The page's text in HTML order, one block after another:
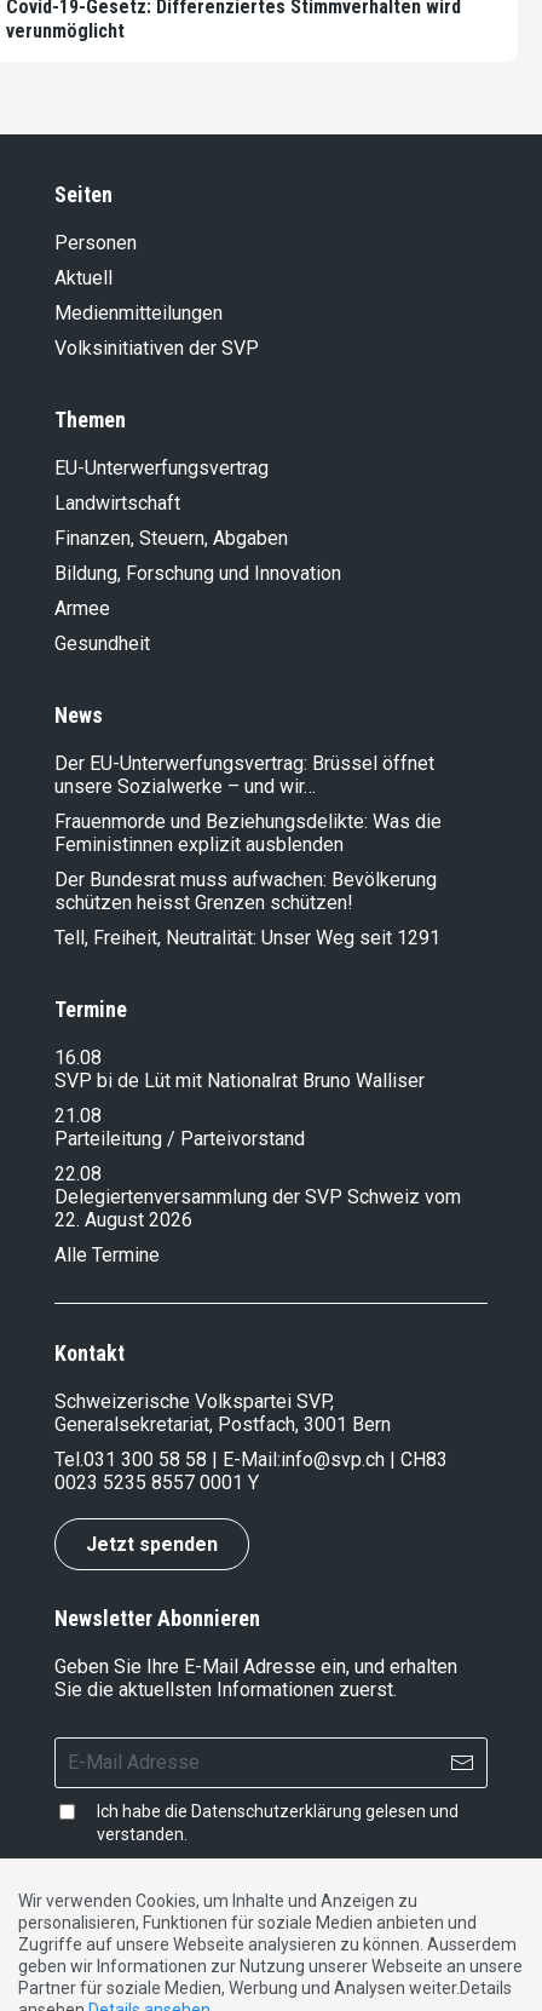
Covid-19-Gesetz: Differenziertes Stimmverhalten wird
verunmöglicht
Seiten
Personen
Aktuell
Medienmitteilungen
Volksinitiativen der SVP
Themen
EU-Unterwerfungsvertrag
Landwirt­schaft
Finanzen, Steuern, Abgaben
Bildung, Forschung und Innovation
Armee
Gesundheit
News
Der EU-Unterwerfungsvertrag: Brüssel öffnet
unsere Sozialwerke – und wir…
Frauenmorde und Beziehungsdelikte: Was die
Feministinnen explizit ausblenden
Der Bundesrat muss aufwachen: Bevölkerung
schützen heisst Grenzen schützen!
Tell, Freiheit, Neutralität: Unser Weg seit 1291
Termine
16.08
SVP bi de Lüt mit Nationalrat Bruno Walliser
21.08
Parteileitung / Parteivorstand
22.08
Delegiertenversammlung der SVP Schweiz vom
22. August 2026
Alle Termine
Kontakt
Schweizerische Volkspartei SVP,
Generalsekretariat, Postfach, 3001 Bern
Tel.031 300 58 58 | E-Mail:info@svp.ch | CH83
0023 5235 8557 0001 Y
Jetzt spenden
Newsletter Abonnieren
Geben Sie Ihre E-Mail Adresse ein, und erhalten
Sie die aktuellsten Informationen zuerst.
Ich habe die Datenschutzerklärung gelesen und
verstanden.
Impressum |Datenschutzerklärung|Kontakt
DE FR IT
Wir verwenden Cookies, um Inhalte und Anzeigen zu
personalisieren, Funktionen für soziale Medien anbieten und
Zugriffe auf unsere Webseite analysieren zu können. Ausserdem
geben wir Informationen zur Nutzung unserer Webseite an unsere
Partner für soziale Medien, Werbung und Analysen weiter.Details